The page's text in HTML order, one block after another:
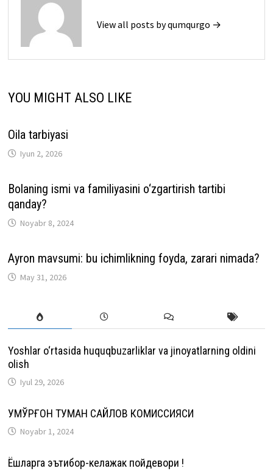
View all posts by qumqurgo →
YOU MIGHT ALSO LIKE
Oila tarbiyasi
Iyun 2, 2026
Bolaning ismi va familiyasini o‘zgartirish tartibi
qanday?
Noyabr 8, 2024
Ayron mavsumi: bu ichimlikning foyda, zarari nimada?
May 31, 2026
Yoshlar o‘rtasida huquqbuzarliklar va jinoyatlarning oldini
olish
Iyul 29, 2026
ҚУМҚЎРҒОН ТУМАН САЙЛОВ КОМИССИЯСИ
Noyabr 1, 2024
Ёшларга эътибор-келажак пойдевори !